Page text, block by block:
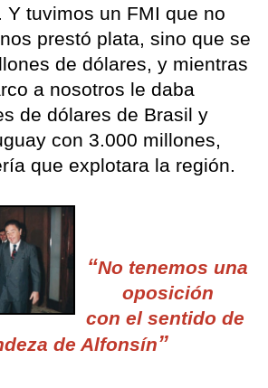
Y tuvimos un FMI que no
prestó plata, sino que se
de dólares, y mientras
a nosotros le daba
de dólares de Brasil y
con 3.000 millones,
que explotara la región.
“No tenemos una
oposición
con el sentido de
de Alfonsín”